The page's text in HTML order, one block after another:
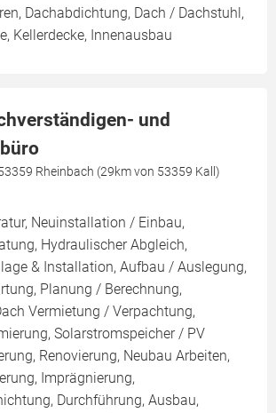
Dachabdichtung, Dach / Dachstuhl,
Kellerdecke, Innenausbau
und
Rheinbach (29km von 53359 Kall)
Neuinstallation / Einbau,
Hydraulischer Abgleich,
& Installation, Aufbau / Auslegung,
Planung / Berechnung,
Vermietung / Verpachtung,
Solarstromspeicher / PV
Renovierung, Neubau Arbeiten,
Imprägnierung,
Durchführung, Ausbau,